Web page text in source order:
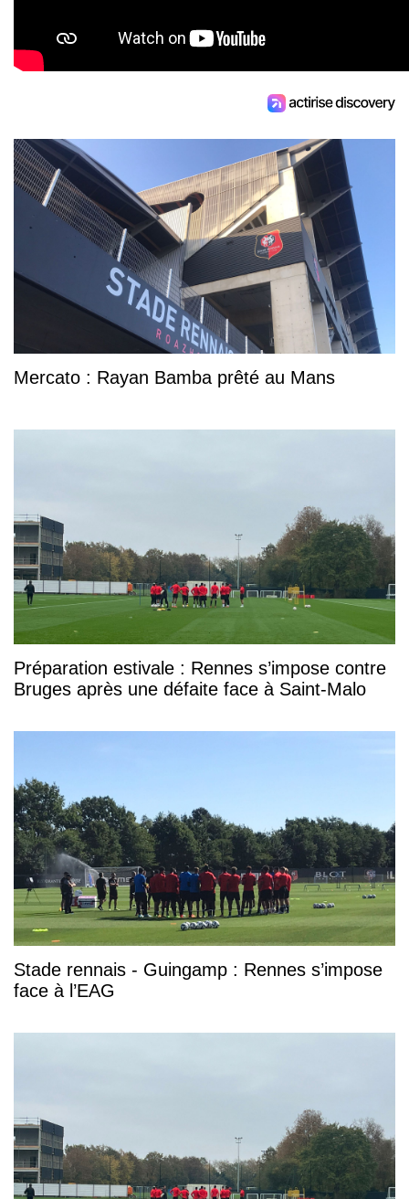
Mercato : Rayan Bamba prêté au Mans
Préparation estivale : Rennes s’impose contre
Bruges après une défaite face à Saint-Malo
Stade rennais - Guingamp : Rennes s’impose
face à l’EAG